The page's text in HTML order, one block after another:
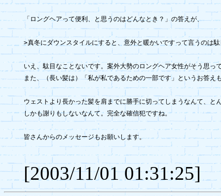
「ロングヘアって便利、と思うのはどんなとき？」の答えが、
>真冬にダウンスタイルにすると、意外と暖かいですって言うのは
いえ、駄目なことないです。案外大勢のロングヘア女性がそう思っ
また、（長い髪は）「私が私であるための一部です」というお答え
ウェストより長かった髪を肩までに勝手に切ってしまうなんて、と
しかも謝りもしないなんて。完全な確信犯ですね。
皆さんからのメッセージもお願いします。
[2003/11/01 01:31:25]